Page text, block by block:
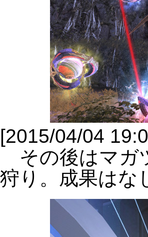
[2015/04/04
その後はマガ
狩り。成果はな